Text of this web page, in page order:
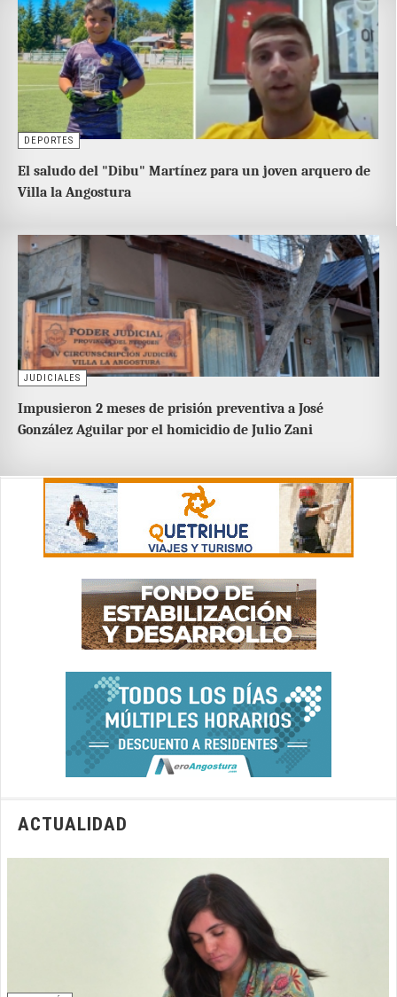
DEPORTES
El saludo del "Dibu" Martínez para un joven arquero de
Villa la Angostura
JUDICIALES
Impusieron 2 meses de prisión preventiva a José
González Aguilar por el homicidio de Julio Zani
ACTUALIDAD